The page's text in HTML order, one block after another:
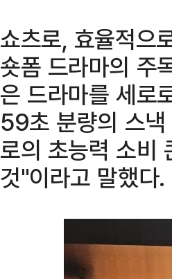
쇼츠로, 효율적으
숏폼 드라마의 주
은 드라마를 세로
59초 분량의 스
로의 초능력 소비
것"이라고 말했다.